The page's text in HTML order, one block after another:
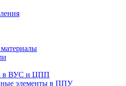
в ВУС и ЦПП
элементы в ППУ